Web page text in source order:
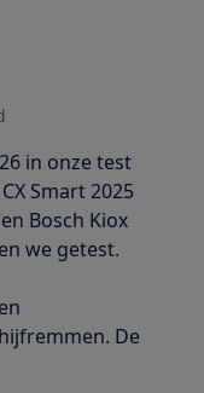
in onze test
Smart 2025
Bosch Kiox
we getest.
De